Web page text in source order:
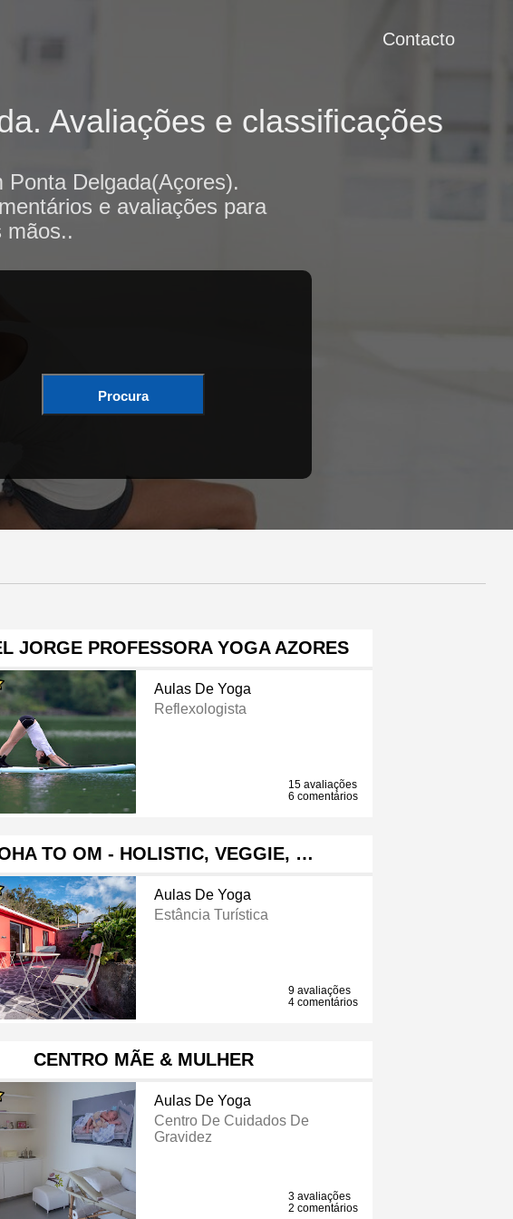
Contacto
Avaliações e classificações
Ponta Delgada(Açores).
e avaliações para
mãos..
Procura
JORGE PROFESSORA YOGA AZORES
Aulas De Yoga
Reflexologista
15 avaliações
6 comentários
TO OM - HOLISTIC, VEGGIE, …
Aulas De Yoga
Estância Turística
9 avaliações
4 comentários
CENTRO MÃE & MULHER
Aulas De Yoga
Centro De Cuidados De
Gravidez
3 avaliações
2 comentários